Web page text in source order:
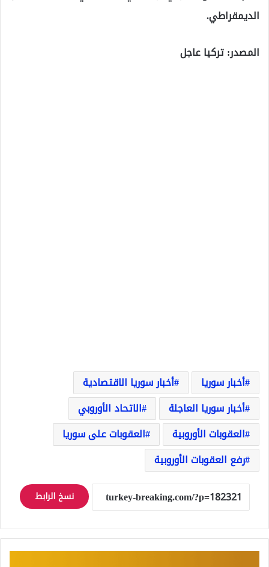
الديمقراطي.
المصدر: تركيا عاجل
أخبار سوريا
أخبار سوريا الاقتصادية
أخبار سوريا العاجلة
الاتحاد الأوروبي
العقوبات الأوروبية
العقوبات على سوريا
رفع العقوبات الأوروبية
نسخ الرابط